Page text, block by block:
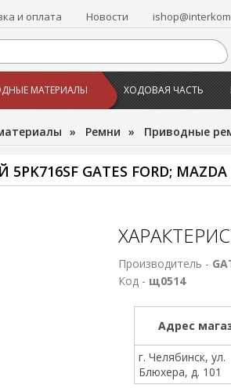
и оплата Новости
МАТЕРИАЛЫ ХОДОВАЯ ЧАСТЬ
» Ремни » Приводные
GATES FORD; MAZDA
Производитель -
Код - щ0514
Адрес
г. Челябинск, ул.
Блюхера, д. 101